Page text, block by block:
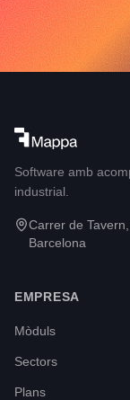
Software amb
industrial.
Carrer de
Barcelona
EMPRESA
Mòduls
Sectors
Plans